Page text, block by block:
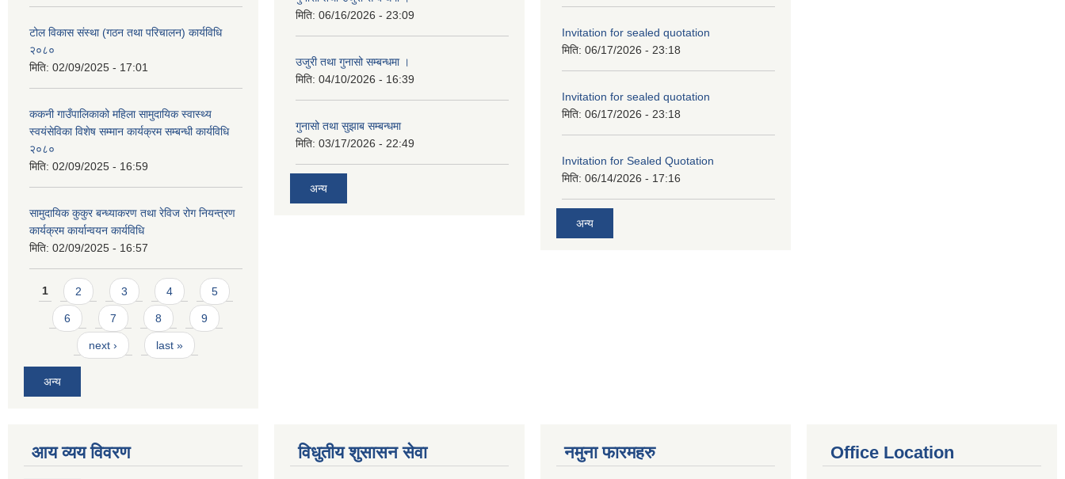
टोल विकास संस्था (गठन तथा परिचालन) कार्यविधि
२०८०
मिति: 02/09/2025 - 17:01
ककनी गाउँपालिकाको महिला सामुदायिक स्वास्थ्य
स्वयंसेविका विशेष सम्मान कार्यक्रम सम्बन्धी कार्यविधि
२०८०
मिति: 02/09/2025 - 16:59
सामुदायिक कुकुर बन्ध्याकरण तथा रेविज रोग नियन्त्रण
कार्यक्रम कार्यान्वयन कार्यविधि
मिति: 02/09/2025 - 16:57
Pages
1 2 3 4 5
6 7 8 9
next › last »
अन्य
मिति: 06/16/2026 - 23:09
उजुरी तथा गुनासो सम्बन्धमा ।
मिति: 04/10/2026 - 16:39
गुनासो तथा सुझाब सम्बन्धमा
मिति: 03/17/2026 - 22:49
अन्य
Invitation for sealed quotation
मिति: 06/17/2026 - 23:18
Invitation for sealed quotation
मिति: 06/17/2026 - 23:18
Invitation for Sealed Quotation
मिति: 06/14/2026 - 17:16
अन्य
आय व्यय विवरण विधुतीय शुसासन सेवा नमुना फारमहरु Office Location